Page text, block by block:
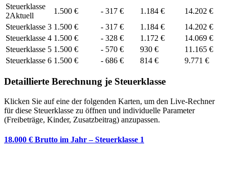
Steuerklasse
2Aktuell
1.500 € - 317 € 1.184 € 14.202 €
Steuerklasse 3 1.500 € - 317 € 1.184 € 14.202 €
Steuerklasse 4 1.500 € - 328 € 1.172 € 14.069 €
Steuerklasse 5 1.500 € - 570 € 930 € 11.165 €
Steuerklasse 6 1.500 € - 686 € 814 € 9.771 €
Detaillierte Berechnung je Steuerklasse
Klicken Sie auf eine der folgenden Karten, um den Live-Rechner
für diese Steuerklasse zu öffnen und individuelle Parameter
(Freibeträge, Kinder, Zusatzbeitrag) anzupassen.
18.000 € Brutto im Jahr – Steuerklasse 1